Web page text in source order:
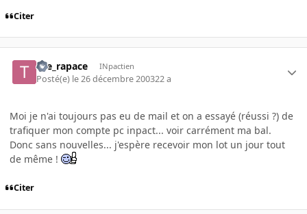
Citer
the_rapace INpactien
Posté(e) le 26 décembre 200322 a
Moi je n'ai toujours pas eu de mail et on a essayé (réussi ?) de
trafiquer mon compte pc inpact... voir carrément ma bal.
Donc sans nouvelles... j'espère recevoir mon lot un jour tout
de même !
Citer